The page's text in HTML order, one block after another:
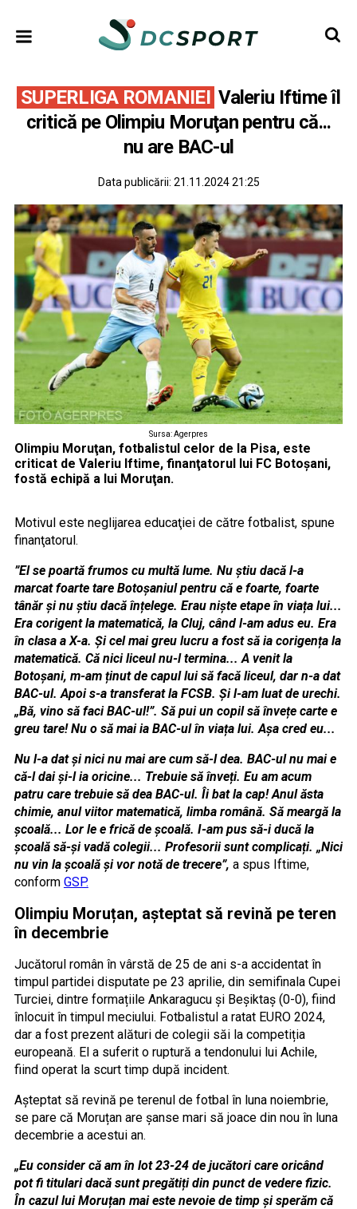
SUPERLIGA ROMANIEI Valeriu Iftime îl
critică pe Olimpiu Moruţan pentru că...
nu are BAC-ul
Data publicării: 21.11.2024 21:25
Sursa: Agerpres
Olimpiu Moruţan, fotbalistul celor de la Pisa, este
criticat de Valeriu Iftime, finanţatorul lui FC Botoşani,
fostă echipă a lui Moruţan.
Motivul este neglijarea educaţiei de către fotbalist, spune
finanţatorul.
”El se poartă frumos cu multă lume. Nu știu dacă l-a
marcat foarte tare Botoșaniul pentru că e foarte, foarte
tânăr și nu știu dacă înțelege. Erau niște etape în viața lui...
Era corigent la matematică, la Cluj, când l-am adus eu. Era
în clasa a X-a. Și cel mai greu lucru a fost să ia corigența la
matematică. Că nici liceul nu-l termina... A venit la
Botoșani, m-am ținut de capul lui să facă liceul, dar n-a dat
BAC-ul. Apoi s-a transferat la FCSB. Și l-am luat de urechi.
„Bă, vino să faci BAC-ul!”. Să pui un copil să învețe carte e
greu tare! Nu o să mai ia BAC-ul în viața lui. Așa cred eu...
Nu l-a dat și nici nu mai are cum să-l dea. BAC-ul nu mai e
că-l dai și-l ia oricine... Trebuie să înveți. Eu am acum
patru care trebuie să dea BAC-ul. Îi bat la cap! Anul ăsta
chimie, anul viitor matematică, limba română. Să meargă la
școală... Lor le e frică de școală. I-am pus să-i ducă la
școală să-și vadă colegii... Profesorii sunt complicați. „Nici
nu vin la școală și vor notă de trecere”, a spus Iftime,
conform GSP.
Olimpiu Moruțan, așteptat să revină pe teren
în decembrie
Jucătorul român în vârstă de 25 de ani s-a accidentat în
timpul partidei disputate pe 23 aprilie, din semifinala Cupei
Turciei, dintre formațiile Ankaragucu și Beșiktaș (0-0), fiind
înlocuit în timpul meciului. Fotbalistul a ratat EURO 2024,
dar a fost prezent alături de colegii săi la competiția
europeană. El a suferit o ruptură a tendonului lui Achile,
fiind operat la scurt timp după incident.
Așteptat să revină pe terenul de fotbal în luna noiembrie,
se pare că Moruțan are șanse mari să joace din nou în luna
decembrie a acestui an.
„Eu consider că am în lot 23-24 de jucători care oricând
pot fi titulari dacă sunt pregătiți din punct de vedere fizic.
În cazul lui Moruțan mai este nevoie de timp și sperăm că